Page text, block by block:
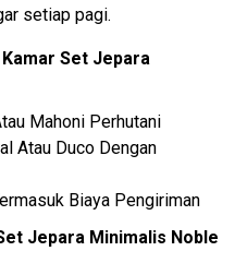
setiap pagi.
Set Jepara
Mahoni Perhutani
Atau Duco Dengan
Biaya Pengiriman
Jepara Minimalis Noble